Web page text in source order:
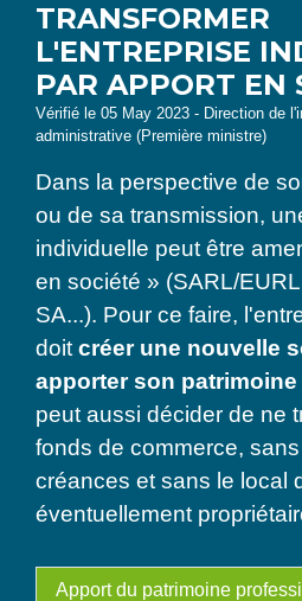
TRANSFORMER
L'ENTREPRISE
PAR APPORT EN
Vérifié le 05 May 2023 - Direction de
administrative (Première ministre)
Dans la perspective de
ou de sa transmission,
individuelle peut être
en société » (SARL/
SA...). Pour ce faire,
doitcréer une nouvelle
apporter son patrimoine
peut aussi décider de ne
fonds de commerce,
créances et sans le local
éventuellement
Apport du patrimoine